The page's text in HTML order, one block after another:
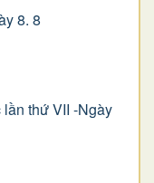
8. 8
thứ VII -Ngày